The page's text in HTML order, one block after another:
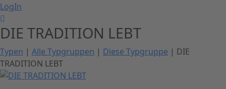
LogIn
DIE TRADITION LEBT
Typen | Alle Typgruppen | Diese Typgruppe | DIE
TRADITION LEBT